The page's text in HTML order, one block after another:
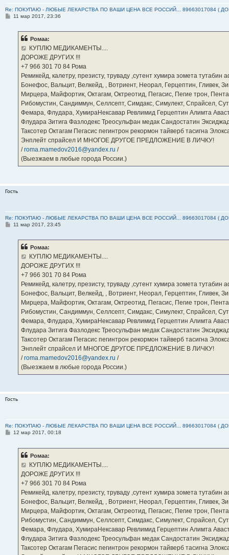
Re: ПОКУПАЮ - ЛЮБЫЕ ЛЕКАРСТВА ПО ВАШИ ЦЕНА ВСЕ РОССИЙ... 89663017084 (
С11 мар 2017, 23:36
Ромаа:
КУПЛЮ МЕДИКАМЕНТЫ....
ДОРОЖЕ ДРУГИХ !!!
‪+7 966 301 70 84‬ Рома
Ремикейд, калетру, презисту, труваду ,сутент хумира зомета
Бонефос, Вальцит, Велкейд, , Вотриент, Неорал, Герцептин, Гливек,
Мирцера, Майфортик, Октагам, Октреотид, Пегасис, Пегие трон,
Рибомустин, Сандиммун, Селлсепт, Симдакс, Симулект, Спрайсел,
Фемара, Флудара, ХумираНексавар Ревлимид Герцептин Алимта
Флудара Зитига Фазлодекс Треосульфан медак Сандостатин
Таксотер Октагам Пегасис пегинтрон рекормон тайверб тасигна
Энплейт спрайсел И МНОГОЕ ДРУГОЕ ПРЕДЛОЖЕНИЕ В ЛИЧКУ!
/roma.mamedov2016@yandex.ru /
(Выезжаем в любые города России.)
Гость
Re: ПОКУПАЮ - ЛЮБЫЕ ЛЕКАРСТВА ПО ВАШИ ЦЕНА ВСЕ РОССИЙ... 89663017084 (
С11 мар 2017, 23:45
Ромаа:
КУПЛЮ МЕДИКАМЕНТЫ....
ДОРОЖЕ ДРУГИХ !!!
‪+7 966 301 70 84‬ Рома
Ремикейд, калетру, презисту, труваду ,сутент хумира зомета
Бонефос, Вальцит, Велкейд, , Вотриент, Неорал, Герцептин, Гливек,
Мирцера, Майфортик, Октагам, Октреотид, Пегасис, Пегие трон,
Рибомустин, Сандиммун, Селлсепт, Симдакс, Симулект, Спрайсел,
Фемара, Флудара, ХумираНексавар Ревлимид Герцептин Алимта
Флудара Зитига Фазлодекс Треосульфан медак Сандостатин
Таксотер Октагам Пегасис пегинтрон рекормон тайверб тасигна
Энплейт спрайсел И МНОГОЕ ДРУГОЕ ПРЕДЛОЖЕНИЕ В ЛИЧКУ!
/roma.mamedov2016@yandex.ru /
(Выезжаем в любые города России.)
Гость
Re: ПОКУПАЮ - ЛЮБЫЕ ЛЕКАРСТВА ПО ВАШИ ЦЕНА ВСЕ РОССИЙ... 89663017084 (
С12 мар 2017, 00:18
Ромаа:
КУПЛЮ МЕДИКАМЕНТЫ....
ДОРОЖЕ ДРУГИХ !!!
‪+7 966 301 70 84‬ Рома
Ремикейд, калетру, презисту, труваду ,сутент хумира зомета
Бонефос, Вальцит, Велкейд, , Вотриент, Неорал, Герцептин, Гливек,
Мирцера, Майфортик, Октагам, Октреотид, Пегасис, Пегие трон,
Рибомустин, Сандиммун, Селлсепт, Симдакс, Симулект, Спрайсел,
Фемара, Флудара, ХумираНексавар Ревлимид Герцептин Алимта
Флудара Зитига Фазлодекс Треосульфан медак Сандостатин
Таксотер Октагам Пегасис пегинтрон рекормон тайверб тасигна